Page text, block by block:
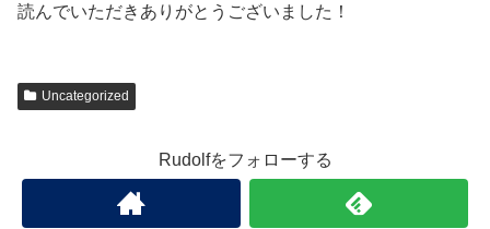
読んでいただきありがとうございました！
Uncategorized
Rudolfをフォローする